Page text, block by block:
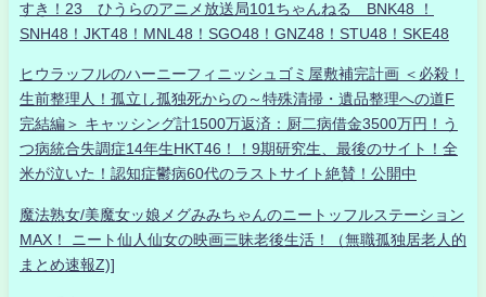
すき！23 ひうらのアニメ放送局101ちゃんねる BNK48 ！
SNH48！JKT48！MNL48！SGO48！GNZ48！STU48！SKE48
ヒウラッフルのハーニーフィニッシュゴミ屋敷補完計画 ＜必殺！
生前整理人！孤立し孤独死からの～特殊清掃・遺品整理への道F
完結編＞ キャッシング計1500万返済：厨二病借金3500万円！う
つ病統合失調症14年生HKT46！！9期研究生、最後のサイト！全
米が泣いた！認知症鬱病60代のラストサイト絶賛！公開中
魔法熟女/美魔女ッ娘メグみみちゃんのニートッフルステーション
MAX！ ニート仙人仙女の映画三昧老後生活！（無職孤独居老人的
まとめ速報Z)]